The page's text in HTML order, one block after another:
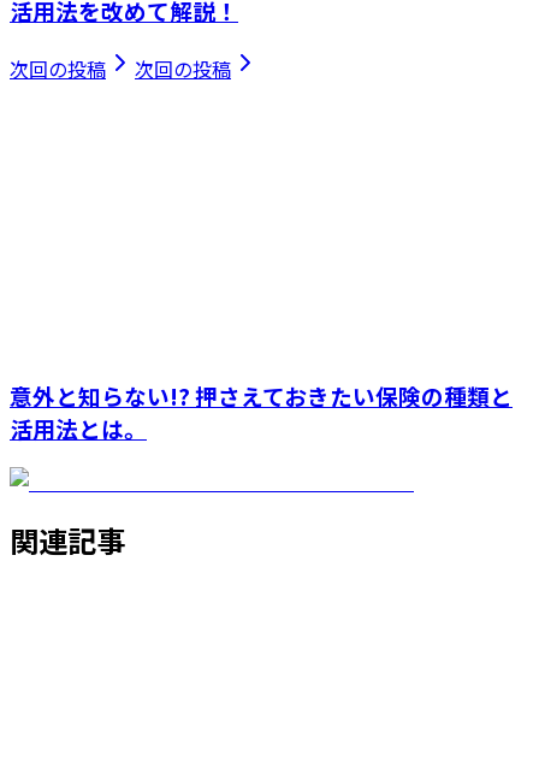
活用法を改めて解説！
次回の投稿 次回の投稿
意外と知らない!? 押さえておきたい保険の種類と
活用法とは。
関連記事